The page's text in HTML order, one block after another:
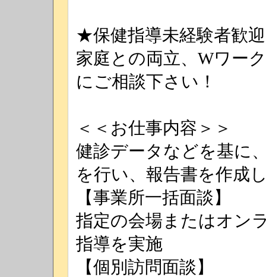
★保健指導未経験者歓
家庭との両立、Wワー
にご相談下さい！
＜＜お仕事内容＞＞
健診データなどを基に
を行い、報告書を作成
【事業所一括面談】
指定の会場またはオン
指導を実施
【個別訪問面談】